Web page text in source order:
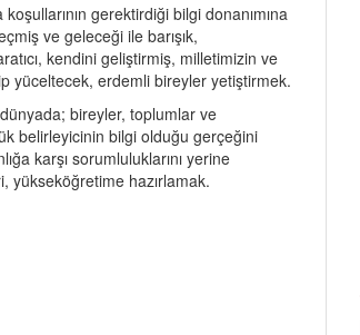
gerektirdiği bilgi donanımına
ve geleceği ile barışık,
kendini geliştirmiş, milletimizin ve
yüceltecek, erdemli bireyler yetiştirmek.
bireyler, toplumlar ve
belirleyicinin bilgi olduğu gerçeğini
karşı sorumluluklarını yerine
yükseköğretime hazırlamak.